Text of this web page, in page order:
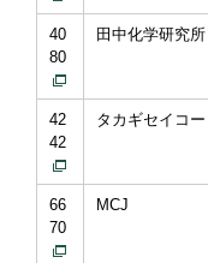
40
80
田中化学研究所
42
42
タカギセイコー
66
70
MCJ